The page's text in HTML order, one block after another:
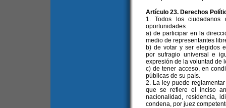
Artículo 23. Derechos
1. Todos los
oportunidades.
a) de participar en la
medio de representantes
b) de votar y ser elegidos
por sufragio universal e
expresión de la voluntad de
c) de tener acceso, en
públicas de su país.
2. La ley puede
que se refiere el inciso
nacionalidad, residencia,
condena, por juez